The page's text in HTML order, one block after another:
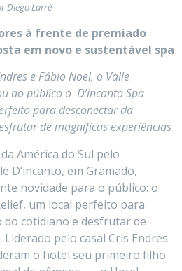
Diego Larré
à frente de premiado
em novo e sustentável spa
e Fábio Noel, o Valle
ao público o D’incanto Spa
para desconectar da
de magníficas experiências
América do Sul pelo
D’incanto, em Gramado,
novidade para o público: o
um local perfeito para
do cotidiano e desfrutar de
pelo casal Cris Endres
o hotel seu primeiro filho